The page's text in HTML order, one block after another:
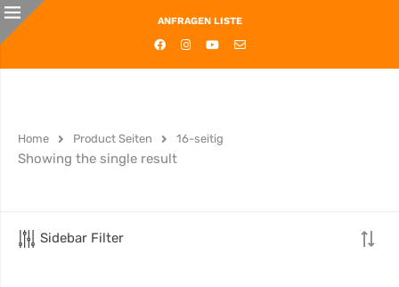
ANFRAGEN LISTE
Home Product Seiten 16-seitig
Showing the single result
Sidebar Filter